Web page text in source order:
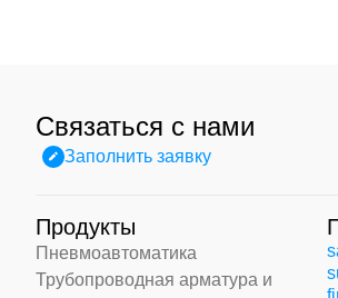
Связаться с нами
Заполнить заявку
Продукты
Пневмоавтоматика
Трубопроводная арматура и